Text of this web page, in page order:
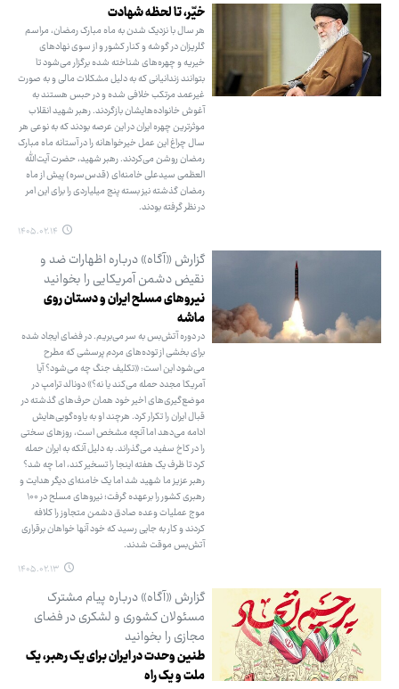
خیّر، تا لحظه شهادت
هر سال با نزدیک شدن به ماه مبارک رمضان، مراسم
گلریزان در گوشه و کنار کشور و از سوی نهادهای
خیریه و چهره‌های شناخته شده برگزار می‌شود تا
بتوانند زندانیانی که به دلیل مشکلات مالی و به صورت
غیرعمد مرتکب خلافی شده و در حبس هستند به
آغوش خانواده‌هایشان بازگردند. رهبر شهید انقلاب
موثرترین چهره ایران در این عرصه بودند که به نوعی هر
سال چراغ این عمل خیرخواهانه را در آستانه ماه مبارک
رمضان روشن می‌کردند. رهبر شهید، حضرت آیت‌الله
العظمی سیدعلی خامنه‌ای (قدس‌سره) پیش از ماه
رمضان گذشته نیز بسته پنج میلیاردی را برای این امر
در نظر گرفته بودند.
۱۴۰۵.۰۲.۱۴
گزارش «آگاه» درباره اظهارات ضد و
نقیض دشمن آمریکایی را بخوانید
نیروهای مسلح ایران و دستان روی
ماشه
در دوره آتش‌بس به سر می‌بریم. در فضای ایجاد شده
برای بخشی از توده‌های مردم پرسشی که مطرح
می‌شود این است: «تکلیف جنگ چه می‌شود؟ آیا
آمریکا مجدد حمله می‌کند یا نه؟» دونالد ترامپ در
موضع‌گیری‌های اخیر خود همان حرف‌های گذشته در
قبال ایران را تکرار کرد. هرچند او به یاوه‌گویی‌هایش
ادامه می‌دهد اما آنچه مشخص است، روزهای سختی
را در کاخ سفید می‌گذراند. به دلیل آنکه به ایران حمله
کرد تا ظرف یک هفته اینجا را تسخیر کند، اما چه شد؟
رهبر عزیز ما شهید شد اما یک خامنه‌ای دیگر هدایت و
رهبری کشور را برعهده گرفت؛ نیروهای مسلح در ۱۰۰
موج عملیات وعده صادق دشمن متجاوز را کلافه
کردند و کار به جایی رسید که خود آنها خواهان برقراری
آتش‌بس موقت شدند.
۱۴۰۵.۰۲.۱۳
گزارش «آگاه» درباره پیام مشترک
مسئولان کشوری و لشکری در فضای
مجازی را بخوانید
طنین وحدت در ایران برای یک رهبر، یک
ملت و یک راه